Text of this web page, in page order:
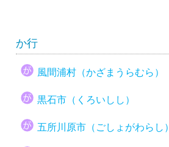
か行
風間浦村（かざまうらむら）
黒石市（くろいしし）
五所川原市（ごしょがわらし）